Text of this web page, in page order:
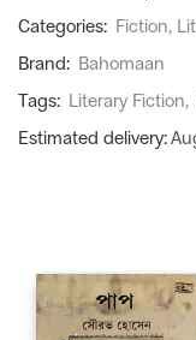
Categories: Fiction,
Brand: Bahomaan
Tags: Literary Fiction,
Estimated delivery: